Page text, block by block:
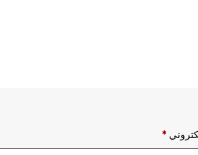
*